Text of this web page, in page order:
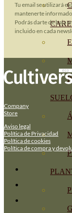
Tu email se utilizará
mantenerte
Podrás darte de baja
incluido en cada
Company
Store
Aviso legal
Política de Privacidad
Política de cookies
Política de compra y